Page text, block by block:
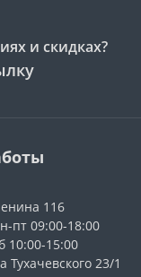
и скидках?
116
пт 09:00-18:00
10:00-15:00
Тухачевского 23/1